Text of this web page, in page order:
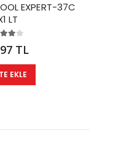
EXPERT-37C
LT
TL
EKLE